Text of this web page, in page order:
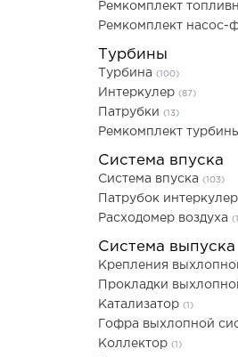
Ремкомплект
Ремкомплект насос-
Турбины
Турбина (100)
Интеркулер (87)
Патрубки (13)
Ремкомплект
Система впуска
Система впуска (103)
Патрубок
Расходомер воздуха
Система выпуска
Крепления
Прокладки
Катализатор (1)
Гофра выхлопной
Коллектор (1)